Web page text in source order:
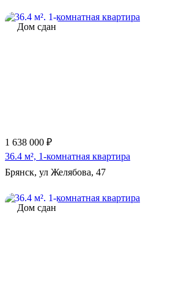
Дом сдан
1 638 000 ₽
36.4 м², 1-комнатная квартира
Брянск, ул Желябова, 47
Дом сдан